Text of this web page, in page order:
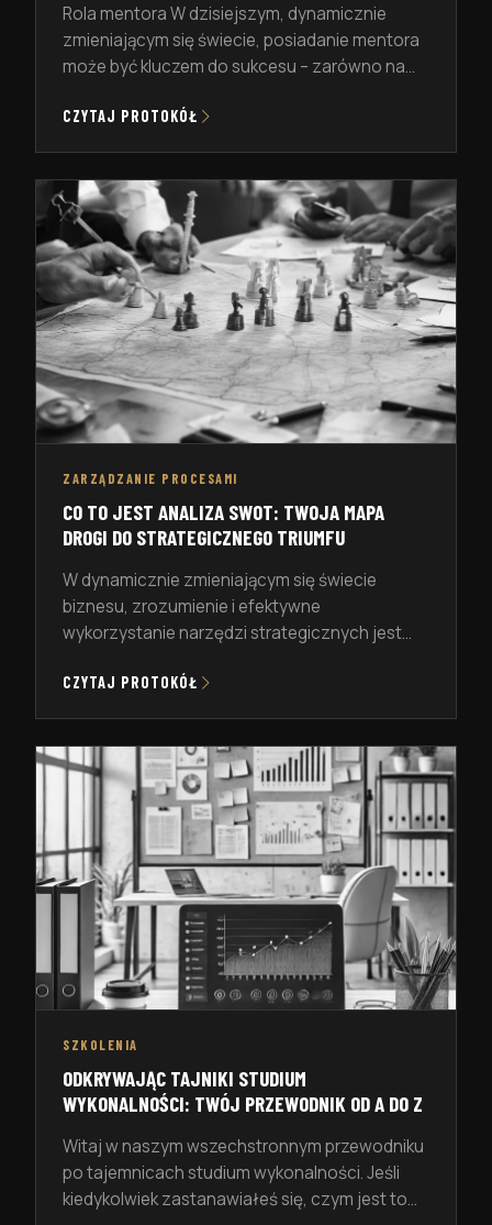
Rola mentora W dzisiejszym, dynamicznie
zmieniającym się świecie, posiadanie mentora
może być kluczem do sukcesu – zarówno na
właściwie jest mentor? To osoba, która
cennymi wskazówkami. Mentor pomaga
osiągać cele, oferując perspektywy, które
często trudno zdobyć samodzielnie. Mentorzy
[…]
CZYTAJ PROTOKÓŁ
ZARZĄDZANIE PROCESAMI
CO TO JEST ANALIZA SWOT: TWOJA MAPA
DROGI DO STRATEGICZNEGO TRIUMFU
W dynamicznie zmieniającym się świecie
biznesu, zrozumienie i efektywne
wykorzystanie narzędzi strategicznych jest
najważniejszych narzędzi w planowaniu i
istotna dla strategii organizacyjnej? Analiza
SWOT to technika oceny czynników
wewnętrznych i zewnętrznych wpływających
na organizację. Pozwala ona […]
CZYTAJ PROTOKÓŁ
SZKOLENIA
ODKRYWAJĄC TAJNIKI STUDIUM
WYKONALNOŚCI: TWÓJ PRZEWODNIK OD A DO Z
Witaj w naszym wszechstronnym przewodniku
po tajemnicach studium wykonalności. Jeśli
kiedykolwiek zastanawiałeś się, czym jest to